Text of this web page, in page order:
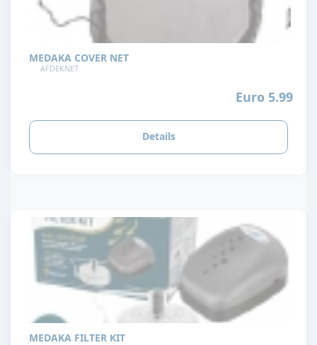
MEDAKA COVER NET
AFDEKNET
Euro 5.99
Details
MEDAKA FILTER KIT